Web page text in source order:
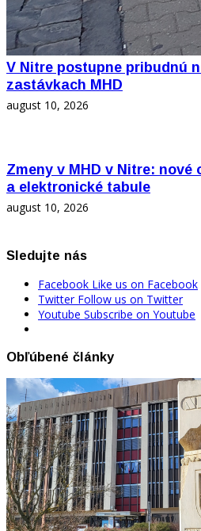
V Nitre postupne pribudnú
zastávkach MHD
august 10, 2026
Zmeny v MHD v Nitre:
a elektronické tabule
august 10, 2026
Sledujte nás
Facebook Like us on Facebook
Twitter Follow us on Twitter
Youtube Subscribe on Youtube
Obľúbené články